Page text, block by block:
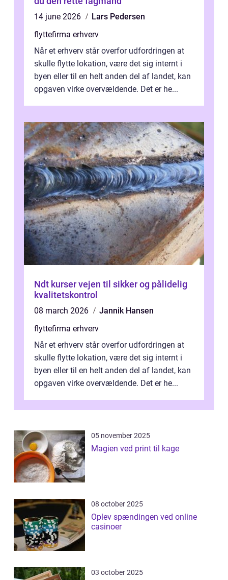
14 june 2026
Lars Pedersen
flyttefirma erhverv
Når et erhverv står overfor udfordringen at
skulle flytte lokation, være det sig internt i
byen eller til en helt anden del af landet, kan
opgaven virke overvældende. Det er he...
Ndt kurser vejen til sikker og pålidelig
kvalitetskontrol
08 march 2026
Jannik Hansen
flyttefirma erhverv
Når et erhverv står overfor udfordringen at
skulle flytte lokation, være det sig internt i
byen eller til en helt anden del af landet, kan
opgaven virke overvældende. Det er he...
05 november 2025
Magien ved print til kage
08 october 2025
Oplev spændingen ved online
casinoer
03 october 2025